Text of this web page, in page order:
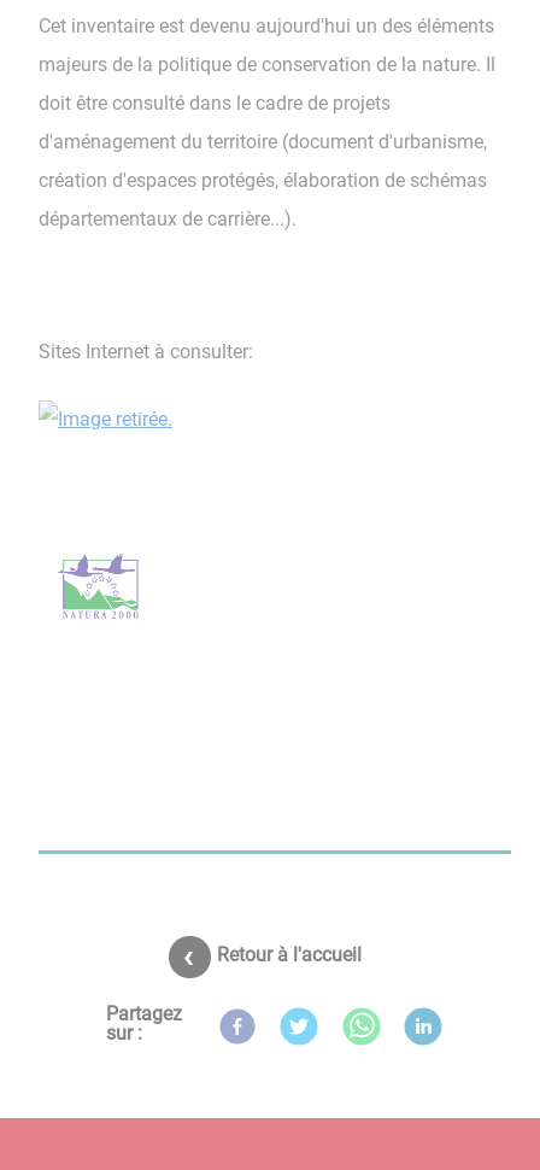
Cet inventaire est devenu aujourd'hui un des éléments
majeurs de la politique de conservation de la nature. Il
doit être consulté dans le cadre de projets
d'aménagement du territoire (document d'urbanisme,
création d'espaces protégés, élaboration de schémas
départementaux de carrière...).
Sites Internet à consulter:
Retour à l'accueil
Partagez
sur :